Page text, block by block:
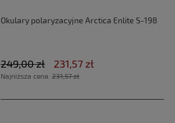
Okulary polaryzacyjne Arctica Enlite S-198
231,57 zł
249,00 zł
Najniższa cena: 231,57 zł